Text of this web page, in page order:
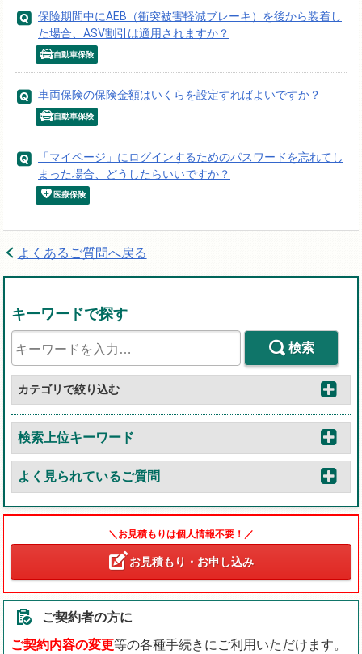
保険期間中にAEB（衝突被害軽減ブレーキ）を後から装着し
た場合、ASV割引は適用されますか？
自動車保険
車両保険の保険金額はいくらを設定すればよいですか？
自動車保険
「マイページ」にログインするためのパスワードを忘れてし
まった場合、どうしたらいいですか？
医療保険
よくあるご質問へ戻る
キーワードで探す
検索
カテゴリで絞り込む
検索上位キーワード
よく見られているご質問
＼お見積もりは個人情報不要！／
お見積もり・お申し込み
ご契約者の方に
ご契約内容の変更等の各種手続きにご利用いただけます。